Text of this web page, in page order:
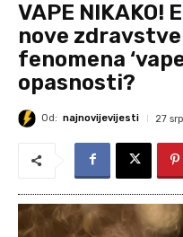
VAPE
nove
fenomena
opasnosti?
Od: najnovijevijesti 27